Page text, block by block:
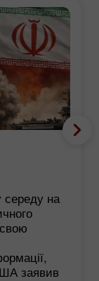
на
заявив